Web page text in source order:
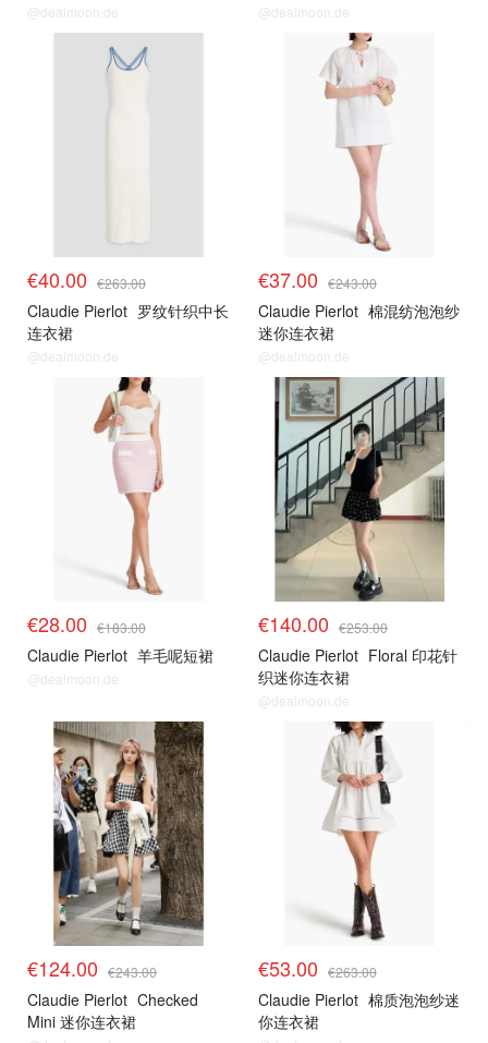
@dealmoon.de @dealmoon.de
€40.00 €263.00
Claudie Pierlot 罗纹针织中长
连衣裙
@dealmoon.de
€37.00 €243.00
Claudie Pierlot 棉混纺泡泡纱
迷你连衣裙
@dealmoon.de
€28.00 €183.00
Claudie Pierlot 羊毛呢短裙
@dealmoon.de
€140.00 €253.00
Claudie Pierlot Floral 印花针
织迷你连衣裙
@dealmoon.de
€124.00 €243.00
Claudie Pierlot Checked
Mini 迷你连衣裙
€53.00 €263.00
Claudie Pierlot 棉质泡泡纱迷
你连衣裙